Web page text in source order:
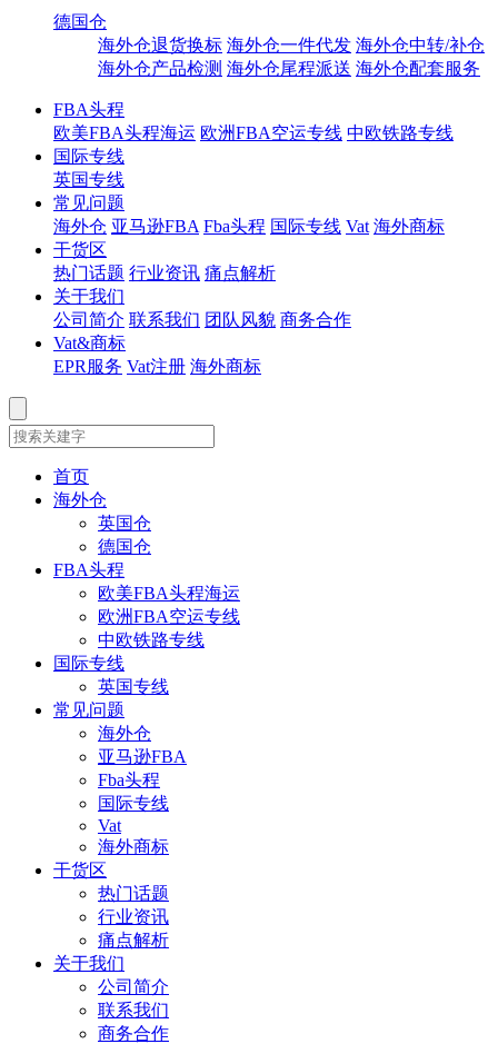
德国仓
海外仓退货换标 海外仓一件代发 海外仓中转/补仓
海外仓产品检测 海外仓尾程派送 海外仓配套服务
FBA头程
欧美FBA头程海运 欧洲FBA空运专线 中欧铁路专线
国际专线
英国专线
常见问题
海外仓 亚马逊FBA Fba头程 国际专线 Vat 海外商标
干货区
热门话题 行业资讯 痛点解析
关于我们
公司简介 联系我们 团队风貌 商务合作
Vat&商标
EPR服务 Vat注册 海外商标
首页
海外仓
英国仓
德国仓
FBA头程
欧美FBA头程海运
欧洲FBA空运专线
中欧铁路专线
国际专线
英国专线
常见问题
海外仓
亚马逊FBA
Fba头程
国际专线
Vat
海外商标
干货区
热门话题
行业资讯
痛点解析
关于我们
公司简介
联系我们
商务合作